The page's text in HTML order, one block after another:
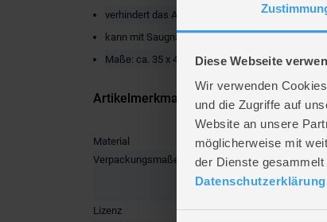
Diese Webseite
Wir verwenden
und die Zugriffe auf
Website an unsere
möglicherweise mit
der Dienste gesammelt
Datenschutzerklärung
verhindert das Aufheizen des Auto-Innenraums
kann mit Saugnäpfen variabel befestigt werden
Maße: ca. 35 x 44 cm
Artikelmerkmale
Material
Verpackungsmaße
Lizenz